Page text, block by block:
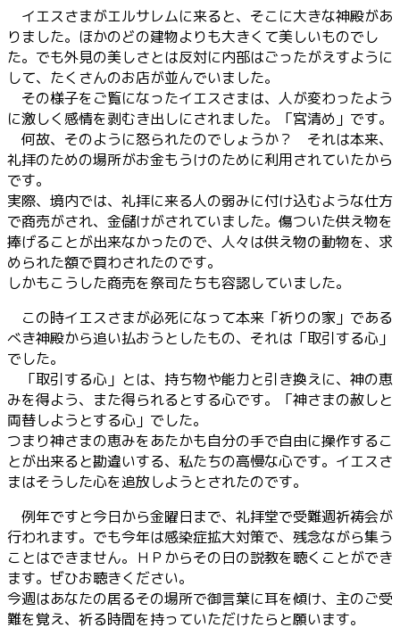
イエスさまがエルサレムに来ると、そこに大きな神殿があ
りました。ほかのどの建物よりも大きくて美しいものでし
た。でも外見の美しさとは反対に内部はごったがえすように
して、たくさんのお店が並んでいました。
その様子をご覧になったイエスさまは、人が変わったよう
に激しく感情を剥むき出しにされました。「宮清め」です。
何故、そのように怒られたのでしょうか？ それは本来、
礼拝のための場所がお金もうけのために利用されていたから
です。
実際、境内では、礼拝に来る人の弱みに付け込むような仕方
で商売がされ、金儲けがされていました。傷ついた供え物を
捧げることが出来なかったので、人々は供え物の動物を、求
められた額で買わされたのです。
しかもこうした商売を祭司たちも容認していました。
この時イエスさまが必死になって本来「祈りの家」である
べき神殿から追い払おうとしたもの、それは「取引する心」
でした。
「取引する心」とは、持ち物や能力と引き換えに、神の恵
みを得よう、また得られるとする心です。「神さまの赦しと
両替しようとする心」でした。
つまり神さまの恵みをあたかも自分の手で自由に操作するこ
とが出来ると勘違いする、私たちの高慢な心です。イエスさ
まはそうした心を追放しようとされたのです。
例年ですと今日から金曜日まで、礼拝堂で受難週祈祷会が
行われます。でも今年は感染症拡大対策で、残念ながら集う
ことはできません。ＨＰからその日の説教を聴くことができ
ます。ぜひお聴きください。
今週はあなたの居るその場所で御言葉に耳を傾け、主のご受
難を覚え、祈る時間を持っていただけたらと願います。